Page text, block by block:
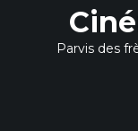
Parvis des